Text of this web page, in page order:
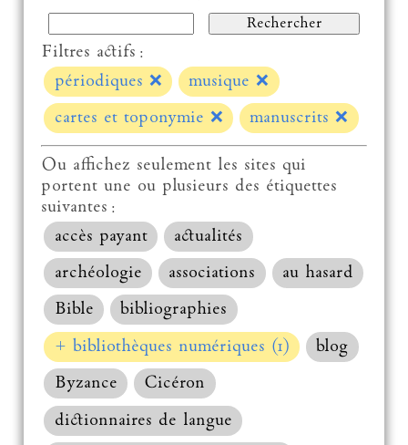
Filtres actifs :
périodiques ❌ musique❌
cartes et toponymie ❌ manuscrits❌
Ou affichez seulement les sites qui
portent une ou plusieurs des étiquettes
suivantes :
accès payant
actualités
archéologie
associations
au hasard
Bible
bibliographies
+ bibliothèques numériques (1)
blog
Byzance
Cicéron
dictionnaires de langue